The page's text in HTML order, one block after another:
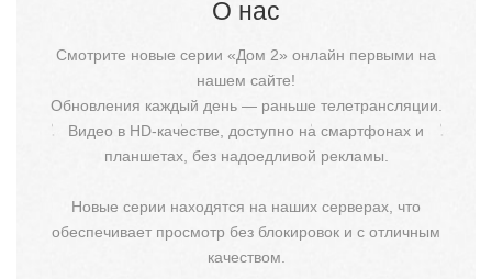
О нас
Смотрите новые серии «Дом 2» онлайн первыми на
нашем сайте!
Обновления каждый день — раньше телетрансляции.
Видео в HD-качестве, доступно на смартфонах и
планшетах, без надоедливой рекламы.
Новые серии находятся на наших серверах, что
обеспечивает просмотр без блокировок и с отличным
качеством.